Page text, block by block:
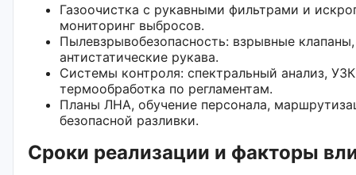
Газоочистка с рукавными фильтрами и
мониторинг выбросов.
Пылевзрывобезопасность: взрывные
антистатические рукава.
Системы контроля: спектральный анализ,
термообработка по регламентам.
Планы ЛНА, обучение персонала,
безопасной разливки.
Сроки реализации и факторы